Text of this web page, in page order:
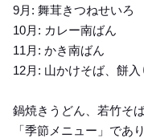
9月: 舞茸きつねせいろ
10月: カレー南ばん
11月: かき南ばん
12月: 山かけそば、餅入
鍋焼きうどん、若竹そ
「季節メニュー」であ